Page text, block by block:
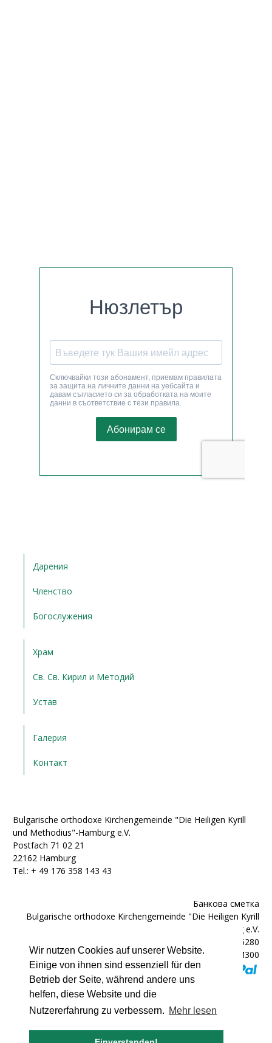
Wir nutzen Cookies auf unserer Website.
Einige von ihnen sind essenziell für den
Betrieb der Seite, während andere uns
helfen, diese Website und die
Nutzererfahrung zu verbessern. Mehr lesen
Дарения
Членство
Богослужения
Храм
Св. Св. Кирил и Методий
Устав
Галерия
Контакт
Bulgarische orthodoxe Kirchengemeinde "Die Heiligen Kyrill
und Methodius"-Hamburg e.V.
Postfach 71 02 21
22162 Hamburg
Tel.: + ‭49 176 358 143 43‬
Банкова сметка
Bulgarische orthodoxe Kirchengemeinde "Die Heiligen Kyrill
und Methodius"-Hamburg e.V.
IBAN: DE92200300000602025280
BIC: HYVEDEMM300
© 2007 - 2026 bulgarische-kirche.de